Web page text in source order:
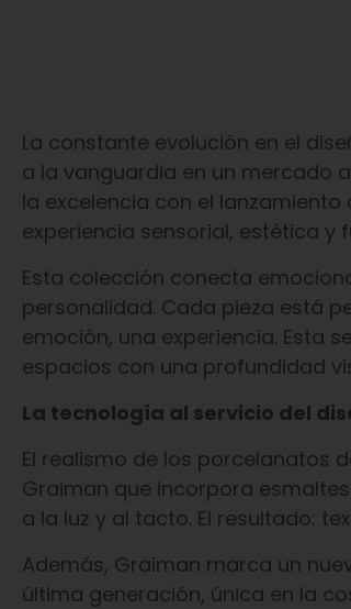
La constante evolución en el
a la vanguardia en un mercado
la excelencia con el
experiencia sensorial, estética y
Esta colección conecta
personalidad. Cada pieza está
emoción, una experiencia. Esta
espacios con una profundidad
La tecnología al servicio del
El realismo de los porcelanatos
Graiman que incorpora
a la luz y al tacto. El resultado:
Además, Graiman marca un
última generación, única en la